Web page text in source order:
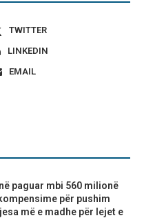
TWITTER
LINKEDIN
EMAIL
paguar mbi 560 milionë
për pushim
më e madhe për lejet e